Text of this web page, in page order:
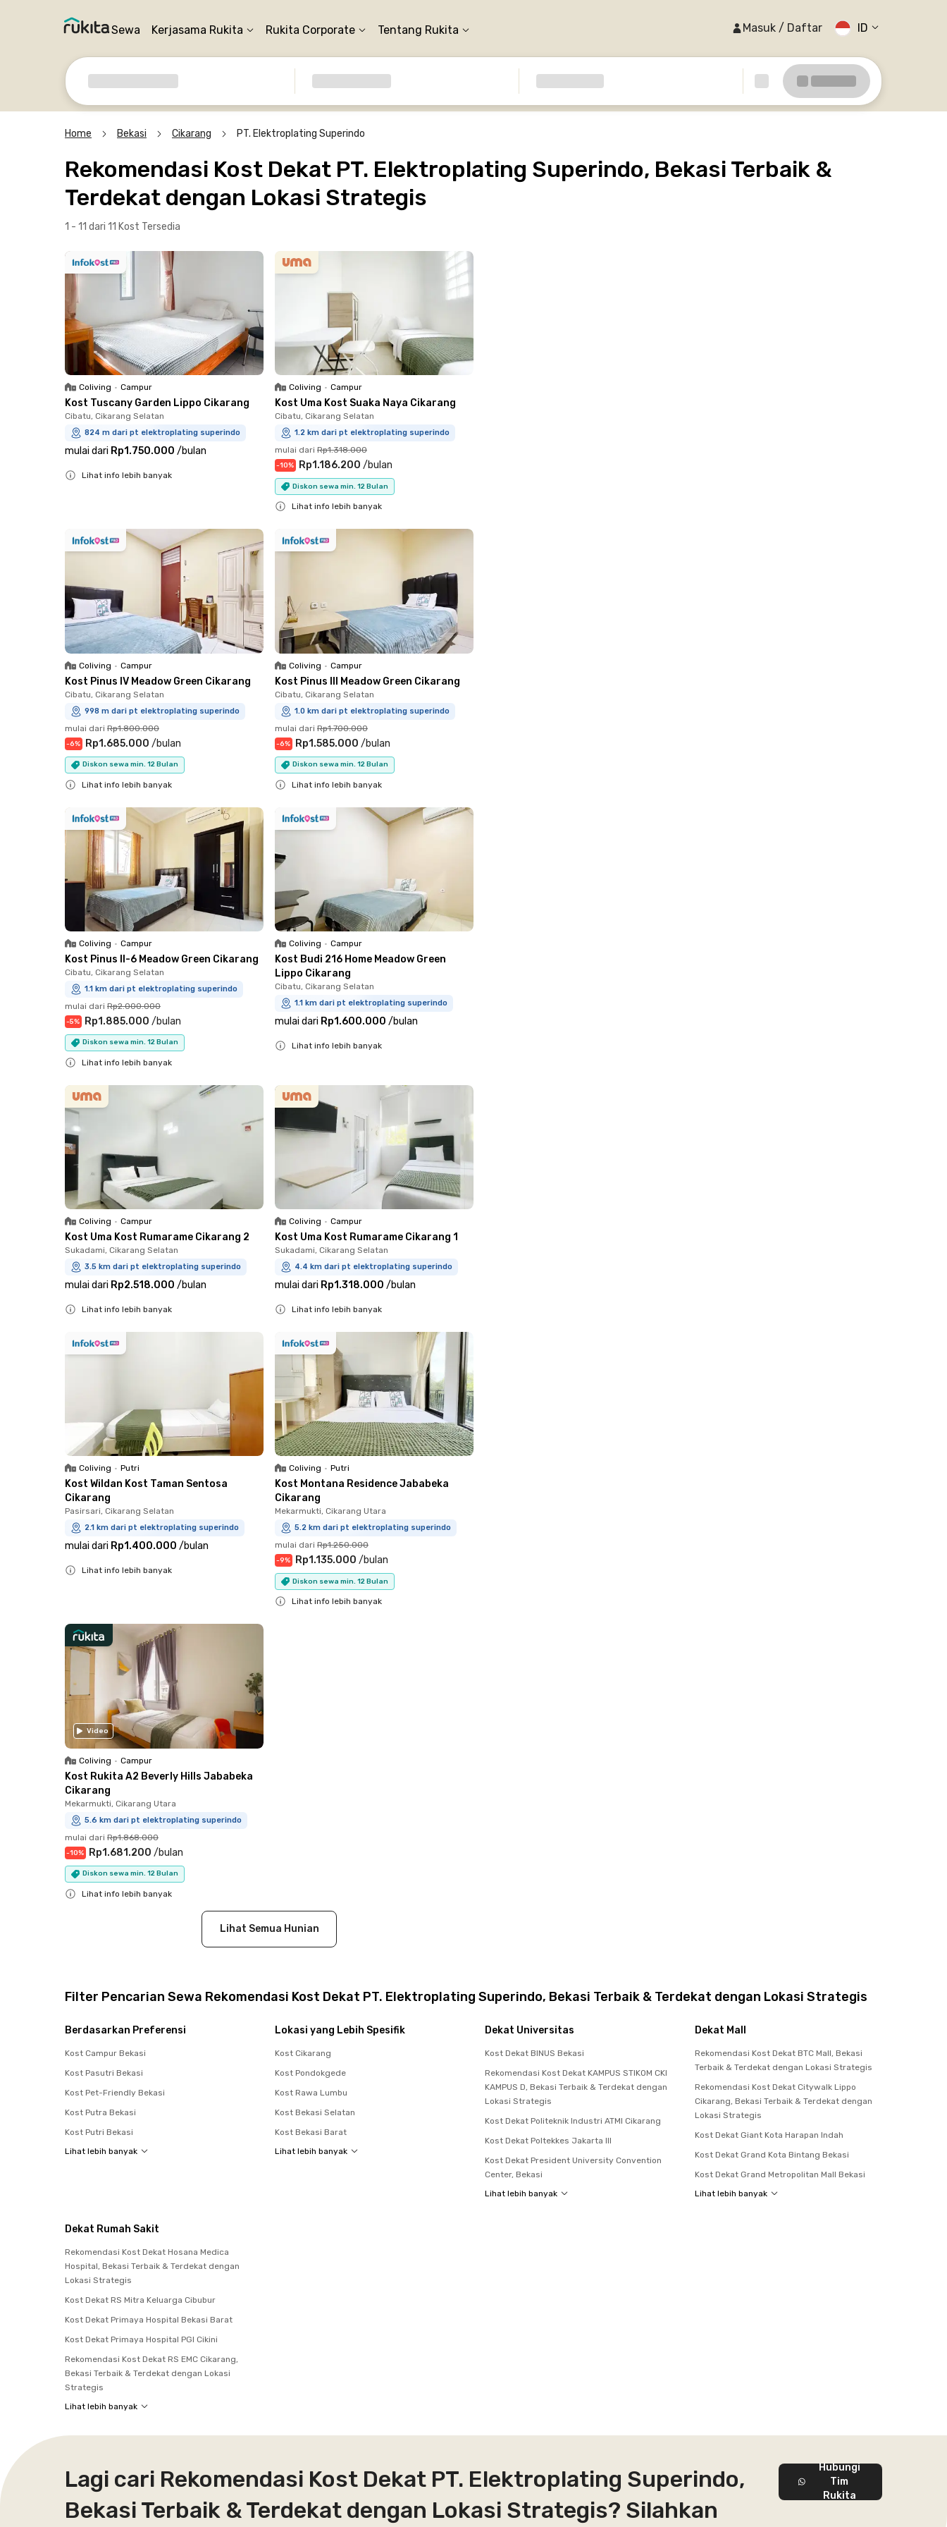
Sewa Kerjasama Rukita Rukita Corporate Tentang Rukita Masuk / Daftar ID
Home Bekasi Cikarang PT. Elektroplating Superindo
Rekomendasi Kost Dekat PT. Elektroplating Superindo, Bekasi Terbaik &
Terdekat dengan Lokasi Strategis
1 - 11 dari 11 Kost Tersedia
Coliving • Campur
Kost Tuscany Garden Lippo Cikarang
Cibatu, Cikarang Selatan
824 m dari pt elektroplating superindo
mulai dari Rp1.750.000 /bulan
Lihat info lebih banyak
Coliving • Campur
Kost Uma Kost Suaka Naya Cikarang
Cibatu, Cikarang Selatan
1.2 km dari pt elektroplating superindo
mulai dari Rp1.318.000
-10% Rp1.186.200 /bulan
Diskon sewa min. 12 Bulan
Lihat info lebih banyak
Coliving • Campur
Kost Pinus IV Meadow Green Cikarang
Cibatu, Cikarang Selatan
998 m dari pt elektroplating superindo
mulai dari Rp1.800.000
-6% Rp1.685.000 /bulan
Diskon sewa min. 12 Bulan
Lihat info lebih banyak
Coliving • Campur
Kost Pinus III Meadow Green Cikarang
Cibatu, Cikarang Selatan
1.0 km dari pt elektroplating superindo
mulai dari Rp1.700.000
-6% Rp1.585.000 /bulan
Diskon sewa min. 12 Bulan
Lihat info lebih banyak
Coliving • Campur
Kost Pinus II-6 Meadow Green Cikarang
Cibatu, Cikarang Selatan
1.1 km dari pt elektroplating superindo
mulai dari Rp2.000.000
-5% Rp1.885.000 /bulan
Diskon sewa min. 12 Bulan
Lihat info lebih banyak
Coliving • Campur
Kost Budi 216 Home Meadow Green
Lippo Cikarang
Cibatu, Cikarang Selatan
1.1 km dari pt elektroplating superindo
mulai dari Rp1.600.000 /bulan
Lihat info lebih banyak
Coliving • Campur
Kost Uma Kost Rumarame Cikarang 2
Sukadami, Cikarang Selatan
3.5 km dari pt elektroplating superindo
mulai dari Rp2.518.000 /bulan
Lihat info lebih banyak
Coliving • Campur
Kost Uma Kost Rumarame Cikarang 1
Sukadami, Cikarang Selatan
4.4 km dari pt elektroplating superindo
mulai dari Rp1.318.000 /bulan
Lihat info lebih banyak
Coliving • Putri
Kost Wildan Kost Taman Sentosa
Cikarang
Pasirsari, Cikarang Selatan
2.1 km dari pt elektroplating superindo
mulai dari Rp1.400.000 /bulan
Lihat info lebih banyak
Coliving • Putri
Kost Montana Residence Jababeka
Cikarang
Mekarmukti, Cikarang Utara
5.2 km dari pt elektroplating superindo
mulai dari Rp1.250.000
-9% Rp1.135.000 /bulan
Diskon sewa min. 12 Bulan
Lihat info lebih banyak
Video
Coliving • Campur
Kost Rukita A2 Beverly Hills Jababeka
Cikarang
Mekarmukti, Cikarang Utara
5.6 km dari pt elektroplating superindo
mulai dari Rp1.868.000
-10% Rp1.681.200 /bulan
Diskon sewa min. 12 Bulan
Lihat info lebih banyak
Lihat Semua Hunian
Filter Pencarian Sewa Rekomendasi Kost Dekat PT. Elektroplating Superindo, Bekasi Terbaik & Terdekat dengan Lokasi Strategis
Berdasarkan Preferensi
Kost Campur Bekasi
Kost Pasutri Bekasi
Kost Pet-Friendly Bekasi
Kost Putra Bekasi
Kost Putri Bekasi
Lihat lebih banyak
Lokasi yang Lebih Spesifik
Kost Cikarang
Kost Pondokgede
Kost Rawa Lumbu
Kost Bekasi Selatan
Kost Bekasi Barat
Lihat lebih banyak
Dekat Universitas
Kost Dekat BINUS Bekasi
Rekomendasi Kost Dekat KAMPUS STIKOM CKI
KAMPUS D, Bekasi Terbaik & Terdekat dengan
Lokasi Strategis
Kost Dekat Politeknik Industri ATMI Cikarang
Kost Dekat Poltekkes Jakarta III
Kost Dekat President University Convention
Center, Bekasi
Lihat lebih banyak
Dekat Mall
Rekomendasi Kost Dekat BTC Mall, Bekasi
Terbaik & Terdekat dengan Lokasi Strategis
Rekomendasi Kost Dekat Citywalk Lippo
Cikarang, Bekasi Terbaik & Terdekat dengan
Lokasi Strategis
Kost Dekat Giant Kota Harapan Indah
Kost Dekat Grand Kota Bintang Bekasi
Kost Dekat Grand Metropolitan Mall Bekasi
Lihat lebih banyak
Dekat Rumah Sakit
Rekomendasi Kost Dekat Hosana Medica
Hospital, Bekasi Terbaik & Terdekat dengan
Lokasi Strategis
Kost Dekat RS Mitra Keluarga Cibubur
Kost Dekat Primaya Hospital Bekasi Barat
Kost Dekat Primaya Hospital PGI Cikini
Rekomendasi Kost Dekat RS EMC Cikarang,
Bekasi Terbaik & Terdekat dengan Lokasi
Strategis
Lihat lebih banyak
Lagi cari Rekomendasi Kost Dekat PT. Elektroplating Superindo,
Bekasi Terbaik & Terdekat dengan Lokasi Strategis? Silahkan
Hubungi
Tim
Rukita